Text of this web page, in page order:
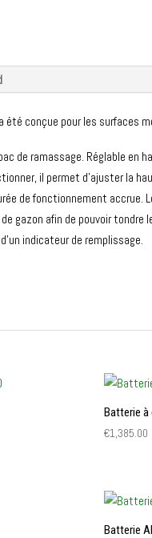
été conçue pour les surfaces
de ramassage. Réglable en
il permet d'ajuster la
de fonctionnement accrue.
gazon afin de pouvoir tondre
indicateur de remplissage.
Batterie à
€1,385.00
Batterie